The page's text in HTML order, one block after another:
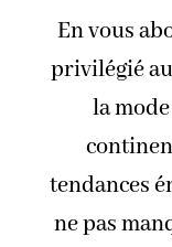
En vous
privilégié
la
tendances
ne pas